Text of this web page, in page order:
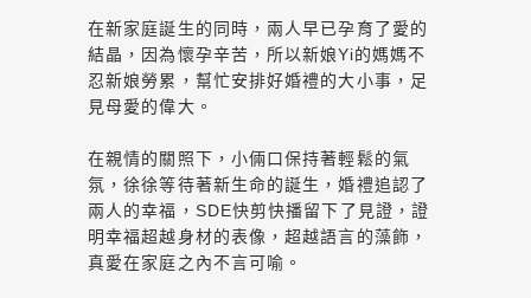
在新家庭誕生的同時，兩人早已孕育了愛的
結晶，因為懷孕辛苦，所以新娘Yi的媽媽不
忍新娘勞累，幫忙安排好婚禮的大小事，足
見母愛的偉大。
在親情的關照下，小倆口保持著輕鬆的氣
氛，徐徐等待著新生命的誕生，婚禮追認了
兩人的幸福，SDE快剪快播留下了見證，證
明幸福超越身材的表像，超越語言的藻飾，
真愛在家庭之內不言可喻。